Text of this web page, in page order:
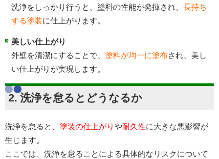
洗浄をしっかり行うと、塗料の性能が発揮され、 長持ち
する塗装に仕上がります。
美しい仕上がり
外壁を清潔にすることで、 塗料が均一に塗布され、美し
い仕上がりが実現します。
2. 洗浄を怠るとどうなるか
洗浄を怠ると、 塗装の仕上がり や耐久性に大きな悪影響が
生じます。
ここでは、洗浄を怠ることによる具体的なリスクについて